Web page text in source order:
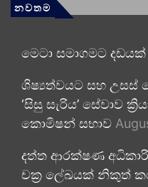
නවතම
මෙටා සමාගමට දඩයක්
ශිෂ්‍යත්වයට සහ උසස්
‘සිසු සැරිය’ සේවාව
කොමිෂන් සභාව
දත්ත ආරක්ෂණ
චක්‍ර ලේඛයක් නිකුත්